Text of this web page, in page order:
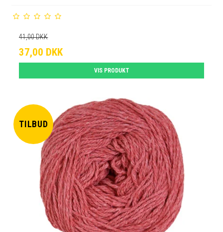
41,00 DKK
37,00 DKK
VIS PRODUKT
TILBUD